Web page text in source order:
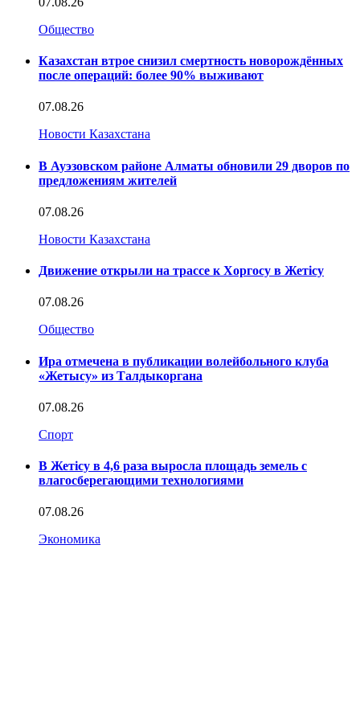
Общество
Казахстан втрое снизил смертность новорождённых
после операций: более 90% выживают
07.08.26
Новости Казахстана
В Ауэзовском районе Алматы обновили 29 дворов по
предложениям жителей
07.08.26
Новости Казахстана
Движение открыли на трассе к Хоргосу в Жетісу
07.08.26
Общество
Ира отмечена в публикации волейбольного клуба
«Жетысу» из Талдыкоргана
07.08.26
Спорт
В Жетісу в 4,6 раза выросла площадь земель с
влагосберегающими технологиями
07.08.26
Экономика